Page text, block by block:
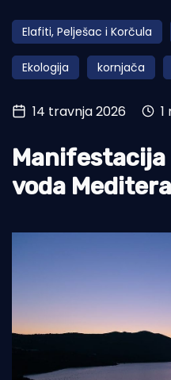
Obala
Otoci
Turizam i nautika
Pomorstvo
Ekologija
Elafiti, Pelješac i Korčula
Ekologija kornjača
14 travnja 2026
voda